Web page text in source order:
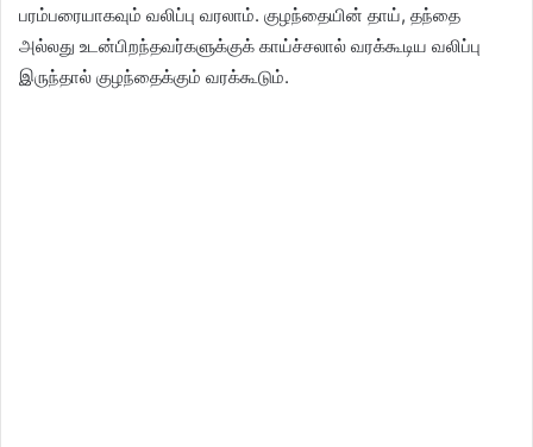
பரம்பரையாகவும் வலிப்பு வரலாம். குழந்தையின் தாய், தந்தை
அல்லது உடன்பிறந்தவர்களுக்குக் காய்ச்சலால் வரக்கூடிய வலிப்பு
இருந்தால் குழந்தைக்கும் வரக்கூடும்.